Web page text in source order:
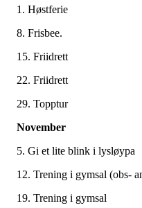
1. Høstferie
8. Frisbee.
15. Friidrett
22. Friidrett
29. Topptur
November
5. Gi et lite blink i lysløypa
12. Trening i gymsal (obs-
19. Trening i gymsal